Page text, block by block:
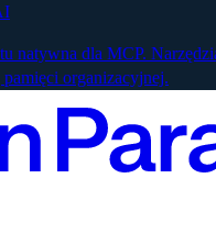
natywna dla MCP.
organizacyjnej.